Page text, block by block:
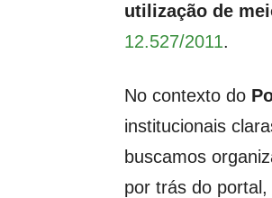
utilização de
12.527/2011.
No contexto do
institucionais
buscamos
por trás do